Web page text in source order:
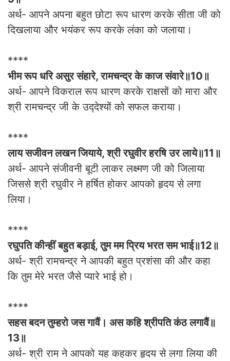
अर्थ- आपने अपना बहुत छोटा रूप धारण करके सीता जी को
दिखलाया और भयंकर रूप करके लंका को जलाया।
****
भीम रूप धरि असुर संहारे, रामचन्द्र के काज संवारे॥10॥
अर्थ- आपने विकराल रूप धारण करके राक्षसों को मारा और
श्री रामचन्द्र जी के उद्‍देश्यों को सफल कराया।
****
लाय सजीवन लखन जियाये, श्री रघुवीर हरषि उर लाये॥11॥
अर्थ- आपने संजीवनी बूटी लाकर लक्ष्मण जी को जिलाया
जिससे श्री रघुवीर ने हर्षित होकर आपको हृदय से लगा
लिया।
****
रघुपति कीन्हीं बहुत बड़ाई, तुम मम प्रिय भरत सम भाई॥12॥
अर्थ- श्री रामचन्द्र ने आपकी बहुत प्रशंसा की और कहा
कि तुम मेरे भरत जैसे प्यारे भाई हो।
****
सहस बदन तुम्हरो जस गावैं। अस कहि श्रीपति कंठ लगावैं॥
13॥
अर्थ- श्री राम ने आपको यह कहकर हृदय से लगा लिया की